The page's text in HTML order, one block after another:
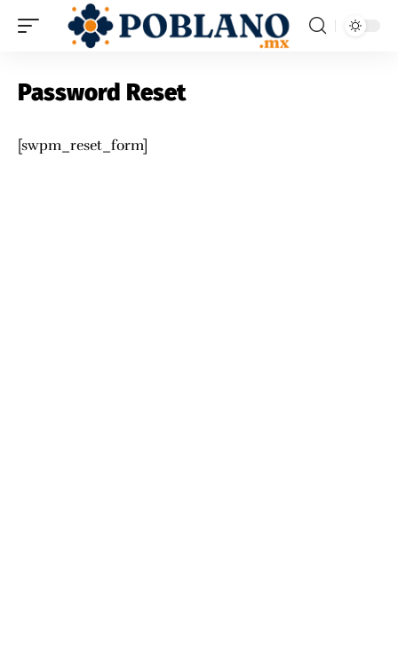
Password Reset
[swpm_reset_form]